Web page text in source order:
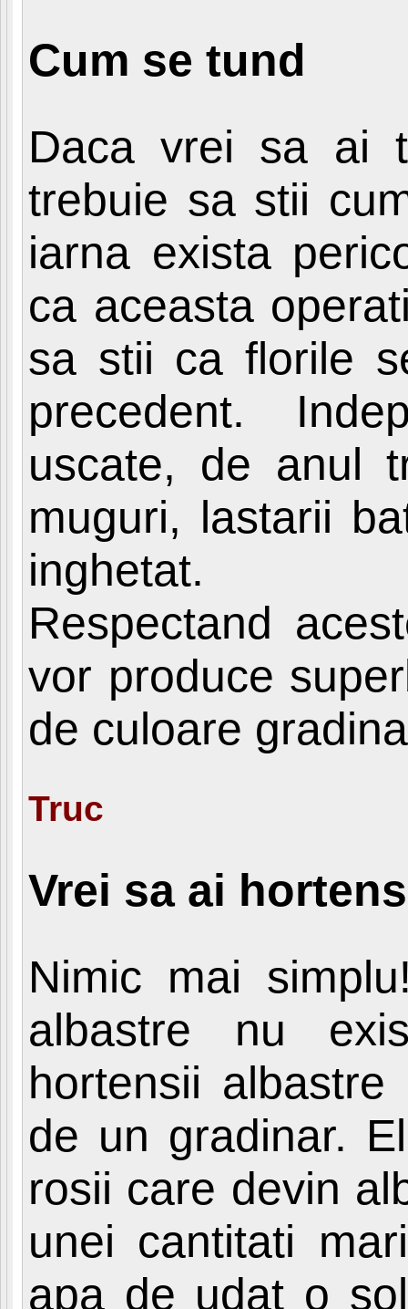
Cum se tund
Daca vrei sa ai
trebuie sa stii
iarna exista
ca aceasta
sa stii ca florile
precedent.
uscate, de anul
muguri, lastarii
inghetat.
Respectand
vor produce
de culoare
Truc
Vrei sa ai
Nimic mai
albastre nu
hortensii
de un gradinar.
rosii care devin
unei cantitati
apa de udat o